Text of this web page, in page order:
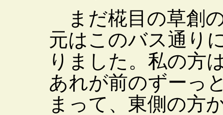
まだ椛目の草創
元はこのバス通り
りました。私の方
あれが前のずーっ
まって、東側の方